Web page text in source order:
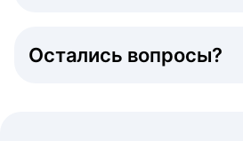
Остались вопросы?